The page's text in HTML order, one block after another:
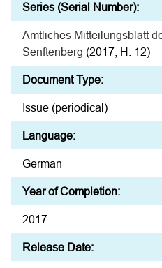
Series (Serial Number):
Amtliches Mitteilungsblatt
Senftenberg (2017, H. 12)
Document Type:
Issue (periodical)
Language:
German
Year of Completion:
2017
Release Date: